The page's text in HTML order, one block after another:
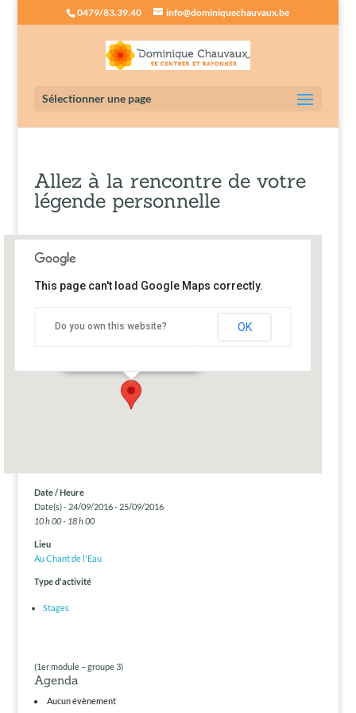
0479/83.39.40 info@dominiquechauvaux.be
Sélectionner une page
Allez à la rencontre de votre
légende personnelle
This page can't load Google Maps correctly.
Do you own this website? OK
Date / Heure
Date(s) - 24/09/2016 - 25/09/2016
10 h 00 - 18 h 00
Lieu
Au Chant de l'Eau
Type d'activité
Stages
(1er module – groupe 3)
Agenda
Aucun évènement